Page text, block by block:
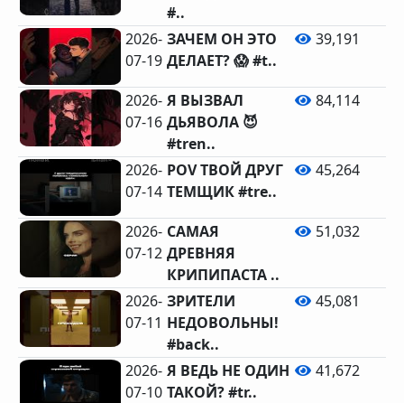
#..
2026-
07-19
ЗАЧЕМ ОН ЭТО
ДЕЛАЕТ? 😱 #t..
39,191
2026-
07-16
Я ВЫЗВАЛ
ДЬЯВОЛА 😈
#tren..
84,114
2026-
07-14
POV ТВОЙ ДРУГ
ТЕМЩИК #tre..
45,264
2026-
07-12
САМАЯ
ДРЕВНЯЯ
КРИПИПАСТА ..
51,032
2026-
07-11
ЗРИТЕЛИ
НЕДОВОЛЬНЫ!
#back..
45,081
2026-
07-10
Я ВЕДЬ НЕ ОДИН
ТАКОЙ? #tr..
41,672